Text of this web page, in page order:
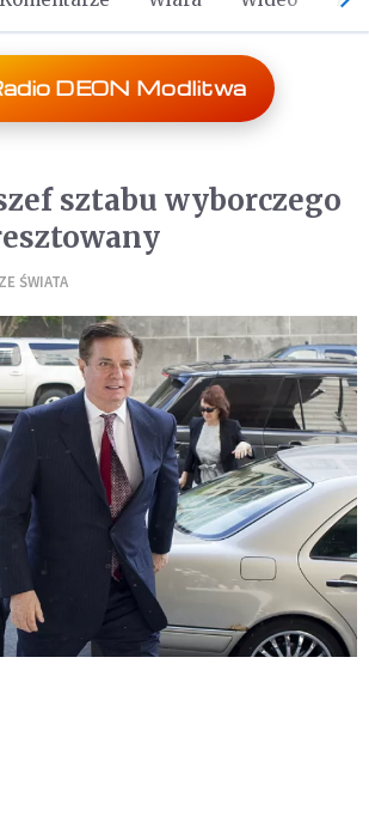
DEON Modlitwa
sztabu wyborczego
ŚWIATA